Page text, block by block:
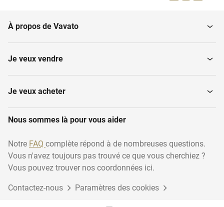
À propos de Vavato
Je veux vendre
Je veux acheter
Nous sommes là pour vous aider
Notre FAQ complète répond à de nombreuses questions.
Vous n'avez toujours pas trouvé ce que vous cherchiez ?
Vous pouvez trouver nos coordonnées ici.
Contactez-nous Paramètres des cookies